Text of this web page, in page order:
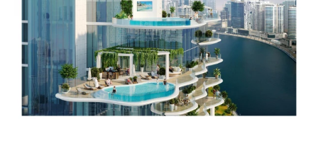
Vyberte si Chic Tower pro bezkonkurenční luxus, živou městskou
komunitu a záruku výjimečného každodenního zážitku v prosperující
oblasti Business Bay.